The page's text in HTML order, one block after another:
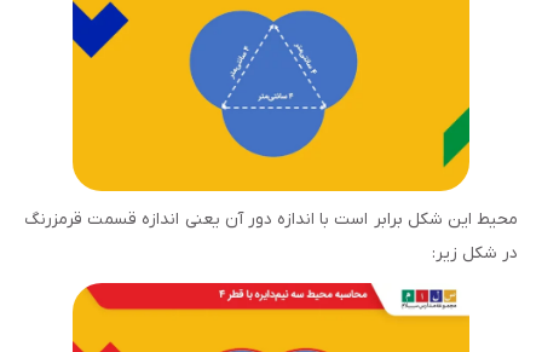
محیط این شکل برابر است با اندازه دور آن یعنی اندازه قسمت قرمزرنگ
در شکل زیر: